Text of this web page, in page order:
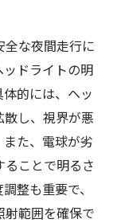
な夜間走行に
ドライトの明
的には、ヘッ
散し、視界が悪
た、電球が劣
ことで明るさ
整も重要で、
範囲を確保で